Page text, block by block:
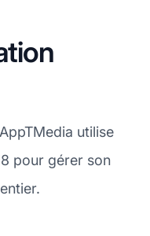
utilise
pour gérer son